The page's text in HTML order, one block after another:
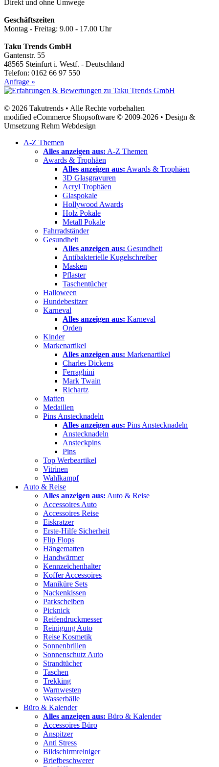
Direkt und ohne Umwege
Geschäftszeiten
Montag - Freitag: 9.00 - 17.00 Uhr
Taku Trends GmbH
Gantenstr. 55
48565 Steinfurt i. Westf. - Deutschland
Telefon: 0162 66 97 550
Anfrage »
© 2026 Takutrends • Alle Rechte vorbehalten
modified eCommerce Shopsoftware © 2009-2026 • Design &
Umsetzung Rehm Webdesign
A-Z Themen
Alles anzeigen aus: A-Z Themen
Awards & Trophäen
Alles anzeigen aus: Awards & Trophäen
3D Glasgravuren
Acryl Trophäen
Glaspokale
Hollywood Awards
Holz Pokale
Metall Pokale
Fahrradständer
Gesundheit
Alles anzeigen aus: Gesundheit
Antibakterielle Kugelschreiber
Masken
Pflaster
Taschentücher
Halloween
Hundebesitzer
Karneval
Alles anzeigen aus: Karneval
Orden
Kinder
Markenartikel
Alles anzeigen aus: Markenartikel
Charles Dickens
Ferraghini
Mark Twain
Richartz
Matten
Medaillen
Pins Anstecknadeln
Alles anzeigen aus: Pins Anstecknadeln
Anstecknadeln
Ansteckpins
Pins
Top Werbeartikel
Vitrinen
Wahlkampf
Auto & Reise
Alles anzeigen aus: Auto & Reise
Accessoires Auto
Accessoires Reise
Eiskratzer
Erste-Hilfe Sicherheit
Flip Flops
Hängematten
Handwärmer
Kennzeichenhalter
Koffer Accessoires
Maniküre Sets
Nackenkissen
Parkscheiben
Picknick
Reifendruckmesser
Reinigung Auto
Reise Kosmetik
Sonnenbrillen
Sonnenschutz Auto
Strandtücher
Taschen
Trekking
Warnwesten
Wasserbälle
Büro & Kalender
Alles anzeigen aus: Büro & Kalender
Accessoires Büro
Anspitzer
Anti Stress
Bildschirmreiniger
Briefbeschwerer